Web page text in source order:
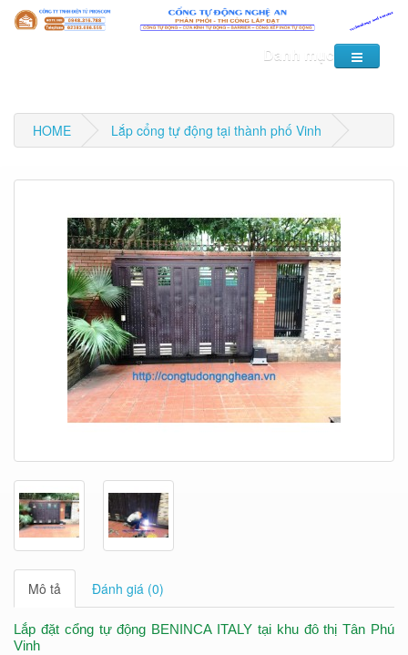
Danh mục
HOME Lắp cổng tự động tại thành phố Vinh
Mô tả Đánh giá (0)
Lắp đặt cổng tự động BENINCA ITALY tại khu đô thị Tân Phú
Vinh